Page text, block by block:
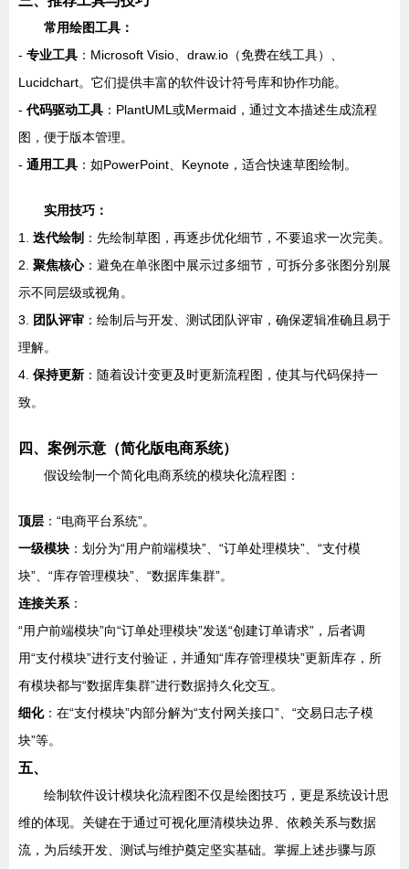
常用绘图工具：
- 专业工具 ：Microsoft Visio、draw.io（免费在线工具）、
Lucidchart。它们提供丰富的软件设计符号库和协作功能。
- 代码驱动工具 ：PlantUML或Mermaid，通过文本描述生成流程
图，便于版本管理。
- 通用工具 ：如PowerPoint、Keynote，适合快速草图绘制。
实用技巧：
1. 迭代绘制 ：先绘制草图，再逐步优化细节，不要追求一次完美。
2. 聚焦核心：避免在单张图中展示过多细节，可拆分多张图分别展
示不同层级或视角。
3.
团队评审 ：绘制后与开发、测试团队评审，确保逻辑准确且易于
理解。
4. 保持更新 ：随着设计变更及时更新流程图，使其与代码保持一
致。
四、案例示意（简化版电商系统）
假设绘制一个简化电商系统的模块化流程图：
顶层 ：“电商平台系统”。
一级模块 ：划分为“用户前端模块”、“订单处理模块”、“支付模
块”、“库存管理模块”、“数据库集群”。
连接关系 ：
“用户前端模块”向“订单处理模块”发送“创建订单请求”，后者调
用“支付模块”进行支付验证，并通知“库存管理模块”更新库存，所
有模块都与“数据库集群”进行数据持久化交互。
细化：在“支付模块”内部分解为“支付网关接口”、“交易日志子模
块”等。
五、
绘制软件设计模块化流程图不仅是绘图技巧，更是系统设计思
维的体现。关键在于通过可视化厘清模块边界、依赖关系与数据
流，为后续开发、测试与维护奠定坚实基础。掌握上述步骤与原